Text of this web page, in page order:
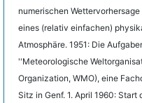
numerischen
eines (relativ einfachen)
Atmosphäre. 1951: Die
''Meteorologische
Organization, WMO), eine
Sitz in Genf. 1. April 1960: